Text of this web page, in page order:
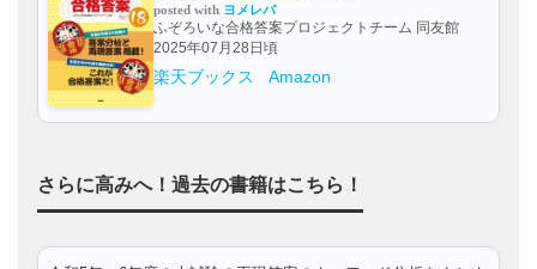
posted with ヨメレバ
ふぞろいな合格答案プロジェクトチーム 同友館
2025年07月28日頃
楽天ブックス Amazon
さらに高みへ！過去の書籍はこちら！